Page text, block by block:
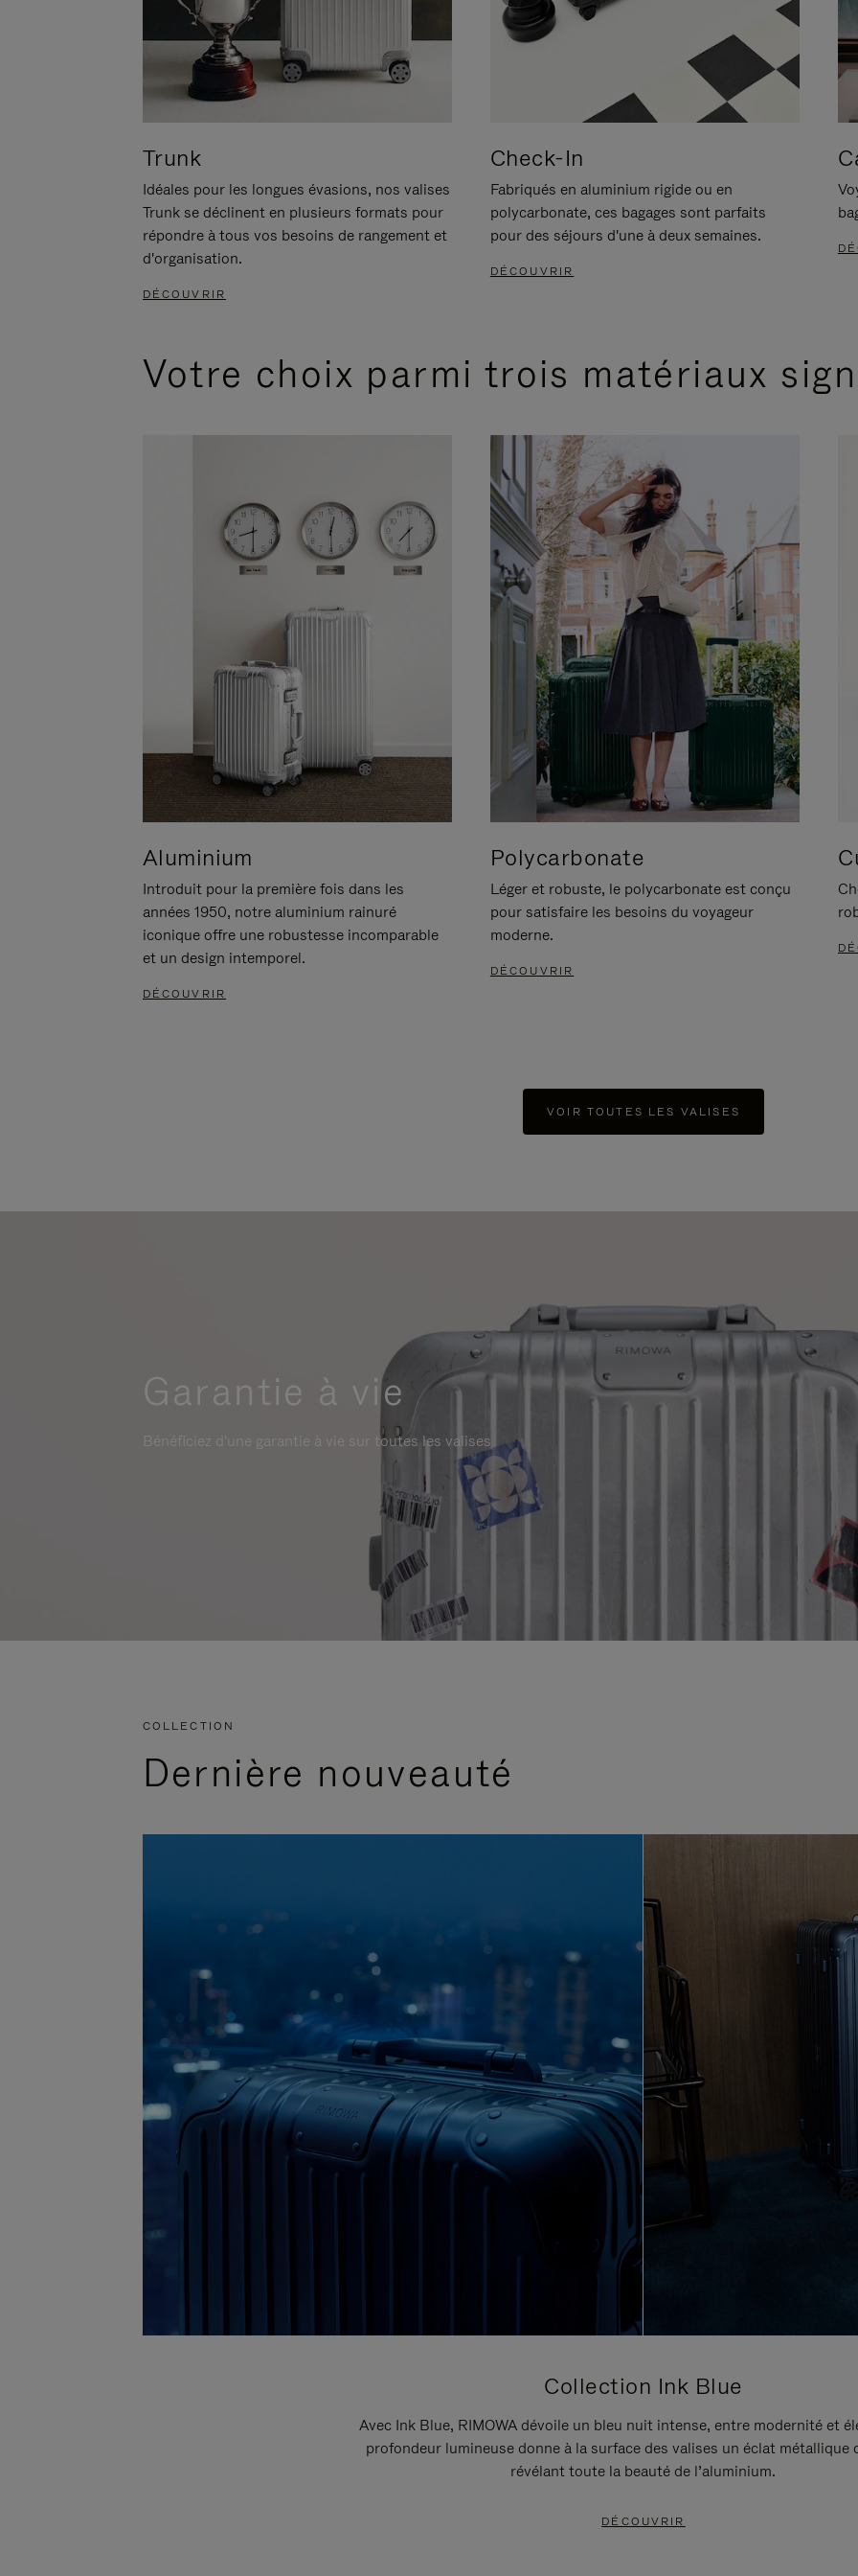
Trunk
Idéales pour les longues évasions, nos valises
Trunk se déclinent en plusieurs formats pour
répondre à tous vos besoins de rangement et
d'organisation.
DÉCOUVRIR
Check-In
Fabriqués en aluminium rigide ou en
polycarbonate, ces bagages sont parfaits
pour des séjours d'une à deux semaines.
DÉCOUVRIR
Votre choix parmi trois matériaux
Aluminium
Introduit pour la première fois dans les
années 1950, notre aluminium rainuré
iconique offre une robustesse incomparable
et un design intemporel.
DÉCOUVRIR
Polycarbonate
Léger et robuste, le polycarbonate est conçu
pour satisfaire les besoins du voyageur
moderne.
DÉCOUVRIR
VOIR TOUTES LES VALISES
Garantie à vie
Bénéficiez d'une garantie à vie sur toutes les valises
COLLECTION
Dernière nouveauté
Collection Ink Blue
Avec Ink Blue, RIMOWA dévoile un bleu nuit intense, entre modernité et
profondeur lumineuse donne à la surface des valises un éclat métallique
révélant toute la beauté de l’aluminium.
DÉCOUVRIR